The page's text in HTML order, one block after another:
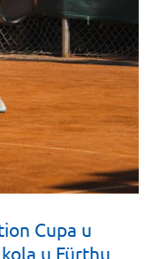
Cupa u
u Fürthu